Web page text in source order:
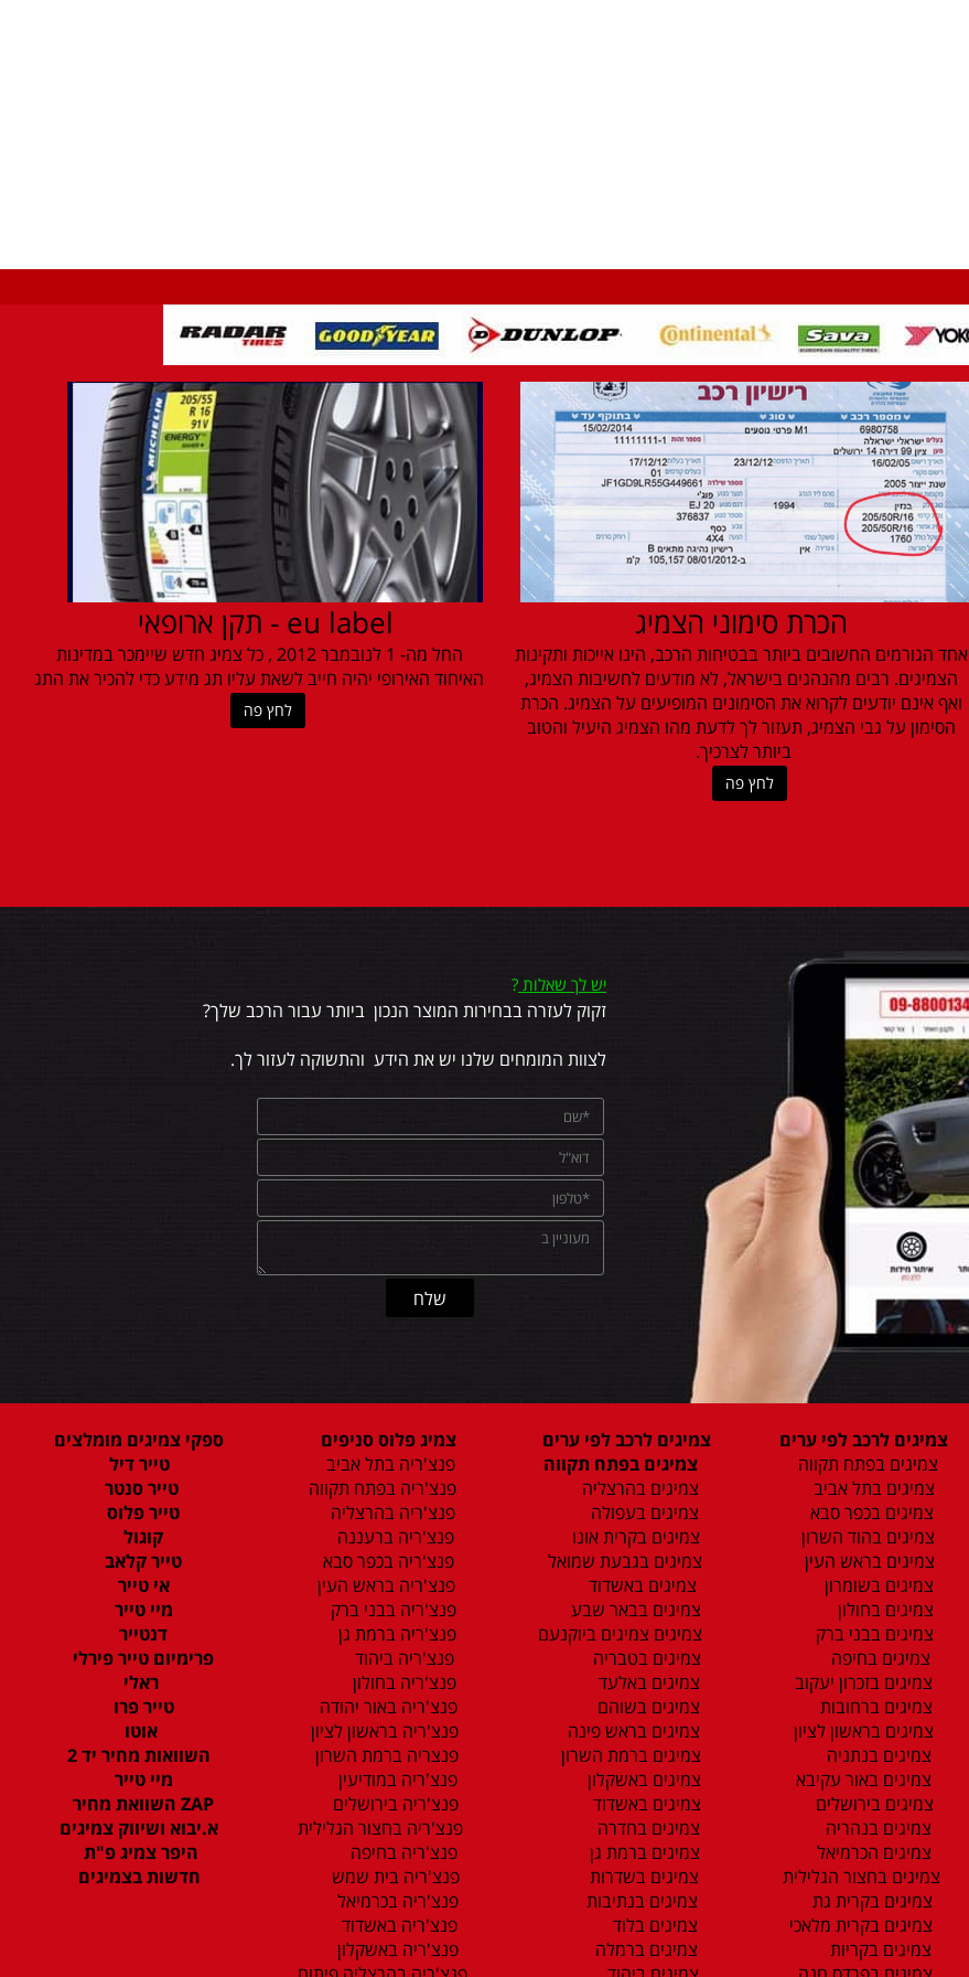
הכרת סימוני הצמיג
אחד הגורמים החשובים ביותר בבטיחות הרכב, הינו אייכות ותקינות
הצמיגים. רבים מהנהגים בישראל, לא מודעים לחשיבות הצמיג,
ואף אינם יודעים לקרוא את הסימונים המופיעים על הצמיג. הכרת
הסימון על גבי הצמיג, תעזור לך לדעת מהו הצמיג היעיל והטוב
ביותר לצרכיך.
לחץ פה
eu label - תקן ארופאי
החל מה- 1 לנובמבר 2012 , כל צמיג חדש שיימכר במדינות
האיחוד האירופי יהיה חייב לשאת עליו תג מידע כדי להכיר את התג
לחץ פה
יש לך שאלות ?
זקוק לעזרה בבחירות המוצר הנכון ביותר עבור הרכב שלך?
לצוות המומחים שלנו יש את הידע והתשוקה לעזור לך.
צמיגים לרכב לפי ערים
צמיגים בפתח תקווה
צמיגים בתל אביב
צמיגים בכפר סבא
צמיגים בהוד השרון
צמיגים בראש העין
צמיגים בשומרון
צמיגים בחולון
צמיגים בבני ברק
צמיגים בחיפה
צמיגים בזכרון יעקוב
צמיגים ברחובות
צמיגים בראשון לציון
צמיגים בנתניה
צמיגים באור עקיבא
צמיגים בירושלים
צמיגים בנהריה
צמיגים הכרמיאל
צמיגים בחצור הגלילית
צמיגים בקרית גת
צמיגים בקרית מלאכי
צמיגים בקריות
צמיגים לרכב לפי ערים
צמיגים בפתח תקווה
צמיגים בהרצליה
צמיגים בעפולה
צמיגים בקרית אונו
צמיגים בגבעת שמואל
צמיגים באשדוד
צמיגים בבאר שבע
צמיגים צמיגים ביוקנעם
צמיגים בטבריה
צמיגים באלעד
צמיגים בשוהם
צמיגים בראש פינה
צמיגים ברמת השרון
צמיגים באשקלון
צמיגים באשדוד
צמיגים בחדרה
צמיגים ברמת גן
צמיגים בשדרות
צמיגים בנתיבות
צמיגים בלוד
צמיגים ברמלה
צמיג פלוס סניפים
פנצ'ריה בתל אביב
פנצ'ריה בפתח תקווה
פנצ'ריה בהרצליה
פנצ'ריה ברעננה
פנצ'ריה בכפר סבא
פנצ'ריה בראש העין
פנצ'ריה בבני ברק
פנצ'ריה ברמת גן
פנצ'ריה ביהוד
פנצ'ריה בחולון
פנצ'ריה באור יהודה
פנצ'ריה בראשון לציון
פנצריה ברמת השרון
פנצ'ריה במודיעין
פנצ'ריה בירושלים
פנצ'ריה בחצור הגלילית
פנצ'ריה בחיפה
פנצ'ריה בית שמש
פנצ'ריה בכרמיאל
פנצ'ריה באשדוד
פנצ'ריה באשקלון
ספקי צמיגים מומלצים
טייר דיל
טייר סנטר
טייר פלוס
קוגול
טייר קלאב
אי טייר
מיי טייר
דנטייר
פרימיום טייר פירלי
ראלי
טייר פרו
אוטו
השוואות מחיר יד 2
מיי טייר
ZAP השוואת מחיר
א.יבוא ושיווק צמיגים
היפר צמיג פ"ת
חדשות בצמיגים